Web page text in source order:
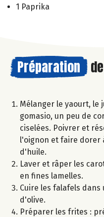
1 Paprika
Préparation
Mélanger le yaourt, le
gomasio, un peu de
ciselées. Poivrer et
l'oignon et faire dorer
d'huile.
Laver et râper les
en fines lamelles.
Cuire les falafels
d'olive.
Préparer les frites :